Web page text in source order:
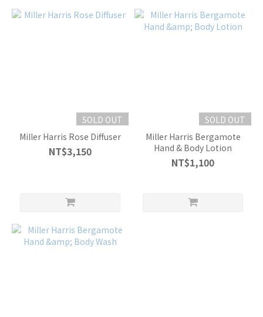
SOLD OUT
Miller Harris Rose Diffuser
NT$3,150
SOLD OUT
Miller Harris Bergamote
Hand & Body Lotion
NT$1,100